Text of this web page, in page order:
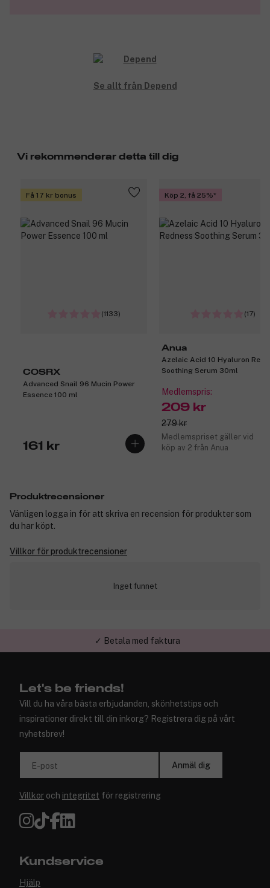
Se allt från Depend
Vi rekommenderar detta till dig
Få 17 kr bonus
(1133)
COSRX
Advanced Snail 96 Mucin Power
Essence 100 ml
161 kr
Köp 2, få 25%
(17)
Anua
Azelaic Acid 10 Hyaluron
Soothing Serum 30ml
Medlemspris:
209 kr
279 kr
Medlemspriset gäller vid
köp av 2 från Anua
Produktrecensioner
Vänligen logga in för att skriva en recension för produkter som
du har köpt.
Villkor för produktrecensioner
Inget funnet
✓ Betala med faktura
Let's be friends!
Vill du ha våra bästa erbjudanden, skönhetstips och
inspirationer direkt till din inkorg? Registrera dig på vårt
nyhetsbrev!
E-post Anmäl dig
Villkor och integritet för registrering
Kundservice
Hjälp